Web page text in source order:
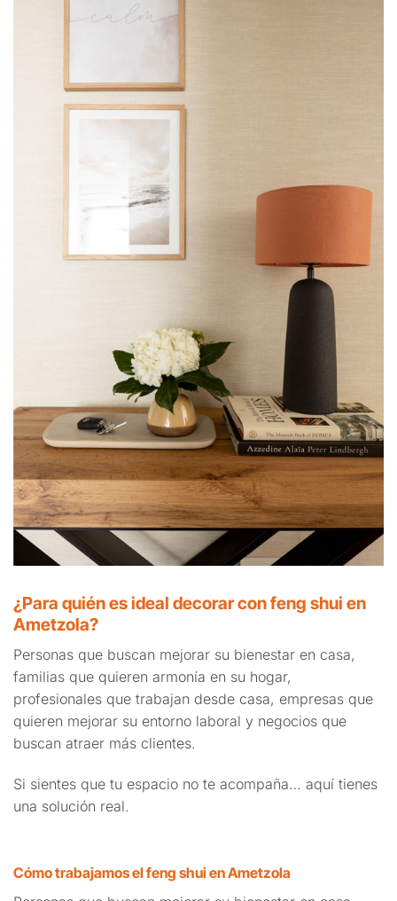
¿Para quién es ideal decorar con feng shui en
Ametzola?
Personas que buscan mejorar su bienestar en casa,
familias que quieren armonía en su hogar,
profesionales que trabajan desde casa, empresas que
quieren mejorar su entorno laboral y negocios que
buscan atraer más clientes.
Si sientes que tu espacio no te acompaña… aquí tienes
una solución real.
Cómo trabajamos el feng shui en Ametzola